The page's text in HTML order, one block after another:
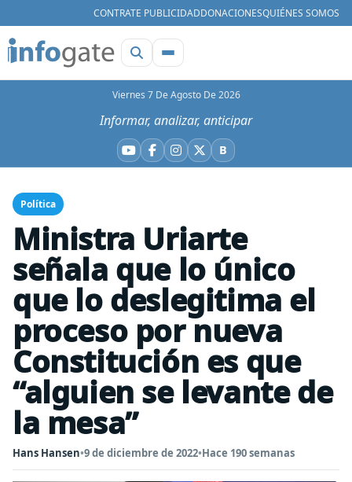
CONTRATE PUBLICIDADDONACIONESQUIÉNES SOMOS
Viernes 7 De Agosto De 2026
Informar, analizar, anticipar
YouTube
Facebook
Instagram
X BBluesky
Política
Ministra Uriarte
señala que lo único
que lo deslegitima el
proceso por nueva
Constitución es que
“alguien se levante de
la mesa”
Hans Hansen•9 de diciembre de 2022•Hace 190 semanas